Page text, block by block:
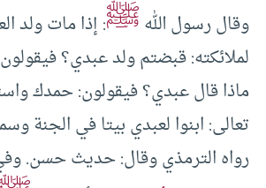
وقال رسول اللهﷺ: إذا مات ولد
لملائكته: قبضتم ولد عبدي؟
ماذا قال عبدي؟ فيقولون: حمدك
تعالى: ابنوا لعبدي بيتا في الجنة
رواه الترمذي وقال: حديث حسن.